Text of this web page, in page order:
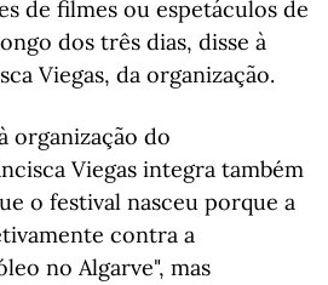
de filmes ou espetáculos de
dos três dias, disse à
Viegas, da organização.
organização do
Viegas integra também
o festival nasceu porque a
contra a
no Algarve", mas